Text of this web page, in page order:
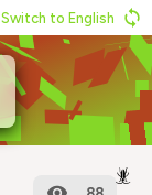
Switch to English
🪳